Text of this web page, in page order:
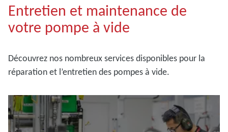
Entretien et maintenance de
votre pompe à vide
Découvrez nos nombreux services disponibles pour la
réparation et l’entretien des pompes à vide.